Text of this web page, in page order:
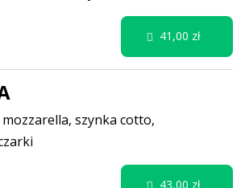
szynka cotto,